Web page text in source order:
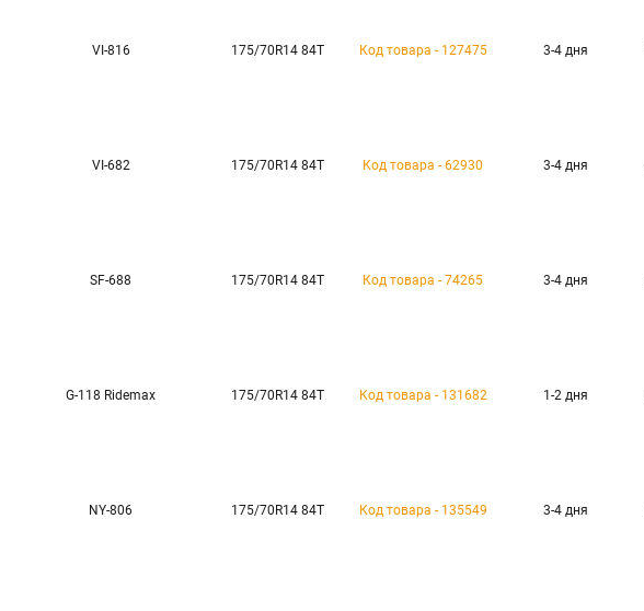
VI-816 175/70R14 84T Код товара - 127475 3-4 дня
VI-682 175/70R14 84T Код товара - 62930 3-4 дня
SF-688 175/70R14 84T Код товара - 74265 3-4 дня
G-118 Ridemax 175/70R14 84T Код товара - 131682 1-2 дня
NY-806 175/70R14 84T Код товара - 135549 3-4 дня